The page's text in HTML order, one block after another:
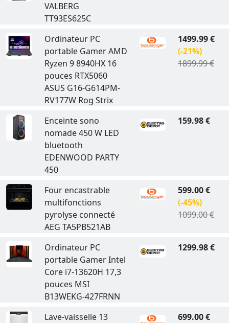
VALBERG
TT93ES625C
Ordinateur PC
portable Gamer AMD
Ryzen 9 8940HX 16
pouces RTX5060
ASUS G16-G614PM-
RV177W Rog Strix
1499.99 €
(-21%)
1899.99 €
Enceinte sono
nomade 450 W LED
bluetooth
EDENWOOD PARTY
450
159.98 €
Four encastrable
multifonctions
pyrolyse connecté
AEG TA5PB521AB
599.00 €
(-45%)
1099.00 €
Ordinateur PC
portable Gamer Intel
Core i7-13620H 17,3
pouces MSI
B13WEKG-427FRNN
1299.98 €
Lave-vaisselle 13
699.00 €